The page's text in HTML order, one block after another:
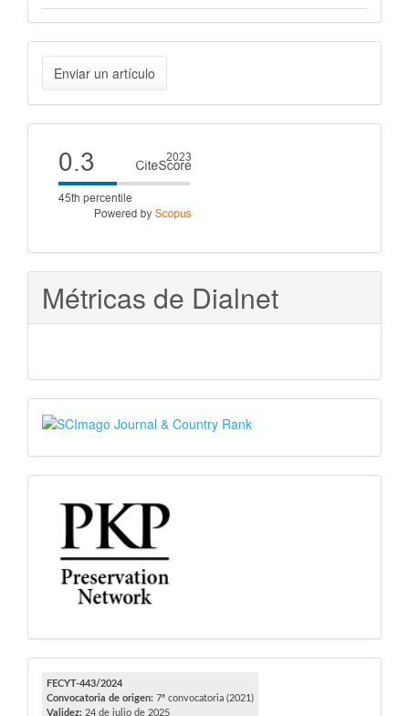
Enviar
un
artículo
Enviar un artículo
Cite
score
Métricas de Dialnet
SJR
PKP
FECYT